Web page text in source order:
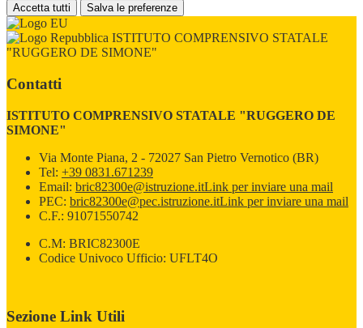
Accetta tutti Salva le preferenze
ISTITUTO COMPRENSIVO STATALE
"RUGGERO DE SIMONE"
Contatti
ISTITUTO COMPRENSIVO STATALE "RUGGERO DE
SIMONE"
Via Monte Piana, 2 - 72027 San Pietro Vernotico (BR)
Tel: +39 0831.671239
Email: bric82300e@istruzione.itLink per inviare una mail
PEC: bric82300e@pec.istruzione.itLink per inviare una mail
C.F.: 91071550742
C.M: BRIC82300E
Codice Univoco Ufficio: UFLT4O
Sezione Link Utili